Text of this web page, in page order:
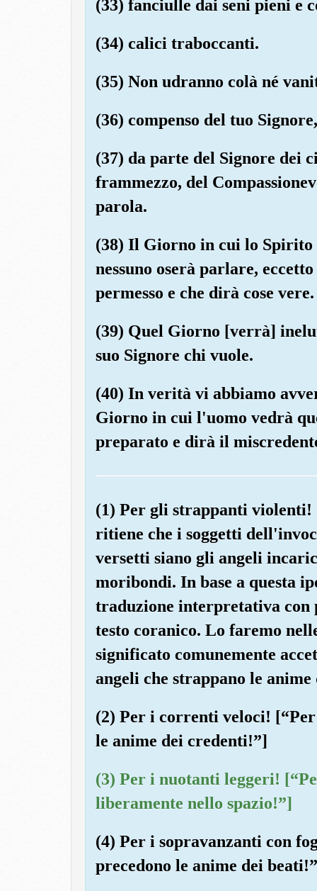
(33) fanciulle dai seni pieni e
(34) calici traboccanti.
(35) Non udranno colà né
(36) compenso del tuo
(37) da parte del Signore dei
frammezzo, del
parola.
(38) Il Giorno in cui lo Spirito
nessuno oserà parlare,
permesso e che dirà cose vere.
(39) Quel Giorno [verrà]
suo Signore chi vuole.
(40) In verità vi abbiamo
Giorno in cui l'uomo vedrà
preparato e dirà il
(1) Per gli strappanti violenti!
ritiene che i soggetti
versetti siano gli angeli
moribondi. In base a questa
traduzione interpretativa con
testo coranico. Lo faremo
significato comunemente
angeli che strappano le
(2) Per i correnti veloci!
le anime dei credenti!”]
(3) Per i nuotanti leggeri!
liberamente nello spazio!”]
(4) Per i sopravanzanti con
precedono le anime dei